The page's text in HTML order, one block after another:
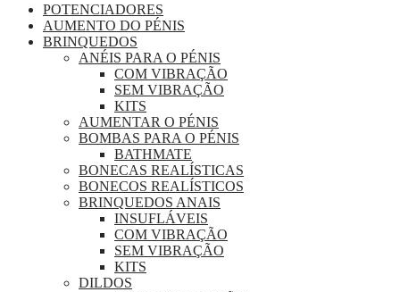
POTENCIADORES
AUMENTO DO PÉNIS
BRINQUEDOS
ANÉIS PARA O PÉNIS
COM VIBRAÇÃO
SEM VIBRAÇÃO
KITS
AUMENTAR O PÉNIS
BOMBAS PARA O PÉNIS
BATHMATE
BONECAS REALÍSTICAS
BONECOS REALÍSTICOS
BRINQUEDOS ANAIS
INSUFLÁVEIS
COM VIBRAÇÃO
SEM VIBRAÇÃO
KITS
DILDOS